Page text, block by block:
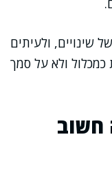
שינויים, ולעיתים
ולא על סמך
חשוב